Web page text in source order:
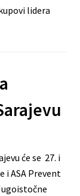
lidera
će se 27. i
i ASA Prevent